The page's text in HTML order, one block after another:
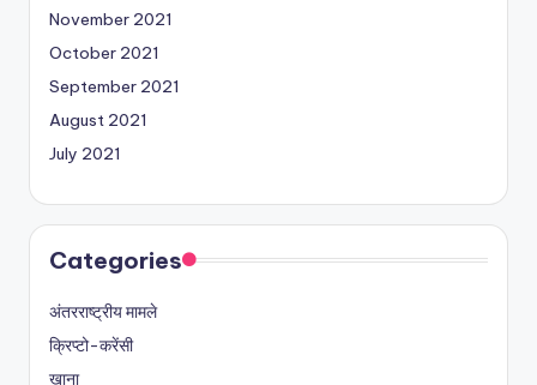
November 2021
October 2021
September 2021
August 2021
July 2021
Categories
अंतरराष्ट्रीय मामले
क्रिप्टो-करेंसी
खाना